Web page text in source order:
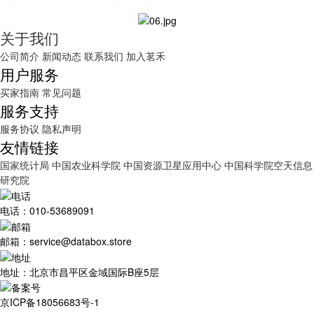
关于我们
公司简介 新闻动态 联系我们 加入茗禾
用户服务
买家指南 常见问题
服务支持
服务协议 隐私声明
友情链接
国家统计局 中国农业科学院 中国资源卫星应用中心 中国科学院空天信息
研究院
电话：010-53689091
邮箱：service@databox.store
地址：北京市昌平区金域国际B座5层
京ICP备18056683号-1